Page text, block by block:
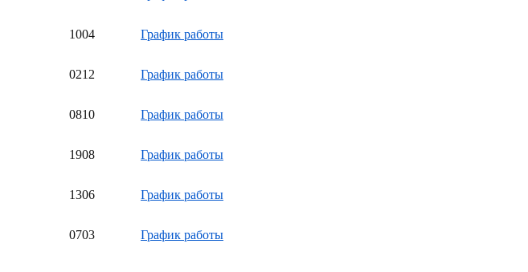
1004 График работы
0212 График работы
0810 График работы
1908 График работы
1306 График работы
0703 График работы